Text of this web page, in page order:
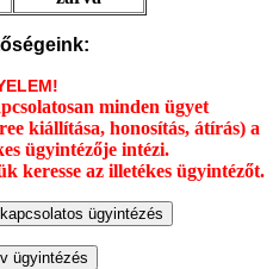
minden ügyet
kiállítása, honosítás, átírás) a
ügyintézője intézi.
keresse az illetékes ügyintézőt.